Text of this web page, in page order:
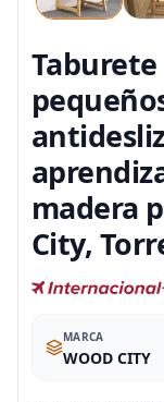
madera
City,
MARCA
WOOD CITY